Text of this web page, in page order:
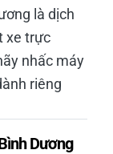
là dịch
xe trực
nhấc máy
riêng
Dương